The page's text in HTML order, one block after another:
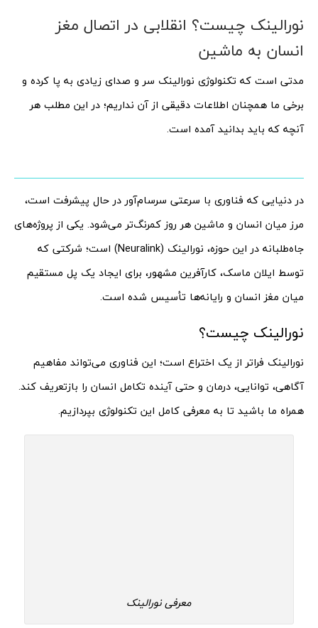
نورالینک چیست؟ انقلابی در اتصال مغز
انسان به ماشین
مدتی است که تکنولوژی نورالینک سر و صدای زیادی به پا کرده و
برخی ما همچنان اطلاعات دقیقی از آن نداریم؛ در این مطلب هر
آنچه که باید بدانید آمده است.
در دنیایی که فناوری با سرعتی سرسام‌آور در حال پیشرفت است،
مرز میان انسان و ماشین هر روز کمرنگ‌تر می‌شود. یکی از پروژه‌های
جاه‌طلبانه در این حوزه، نورالینک (Neuralink) است؛ شرکتی که
توسط ایلان ماسک، کارآفرین مشهور، برای ایجاد یک پل مستقیم
میان مغز انسان و رایانه‌ها تأسیس شده است.
نورالینک چیست؟
نورالینک فراتر از یک اختراع است؛ این فناوری می‌تواند مفاهیم
آگاهی، توانایی، درمان و حتی آینده تکامل انسان را بازتعریف کند.
همراه ما باشید تا به معرفی کامل این تکنولوژی بپردازیم.
معرفی نورالینک